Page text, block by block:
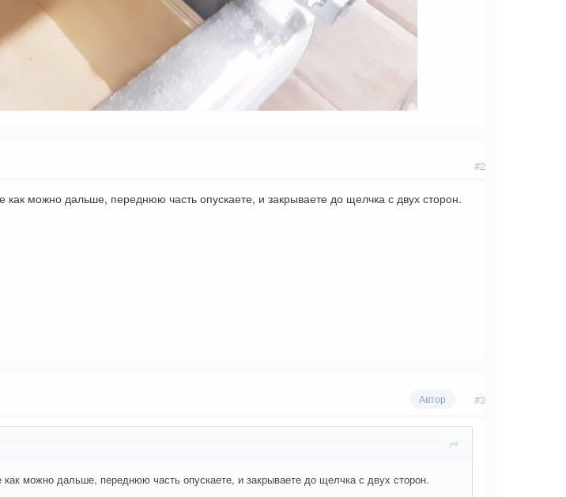
#2
можно дальше, переднюю часть опускаете, и закрываете до щелчка с двух сторон.
Автор #3
можно дальше, переднюю часть опускаете, и закрываете до щелчка с двух сторон.